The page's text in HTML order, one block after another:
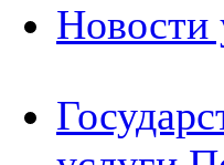
Новости